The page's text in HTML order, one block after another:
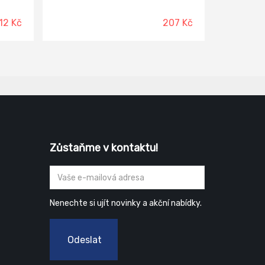
s
Kč
na hřbetu. Volná přišitá manžeta.
Materiál: 97 % polyester 3 % elastan
207 Kč
Zůstaňme v kontaktu!
Nenechte si ujít novinky a akční nabídky.
Odeslat